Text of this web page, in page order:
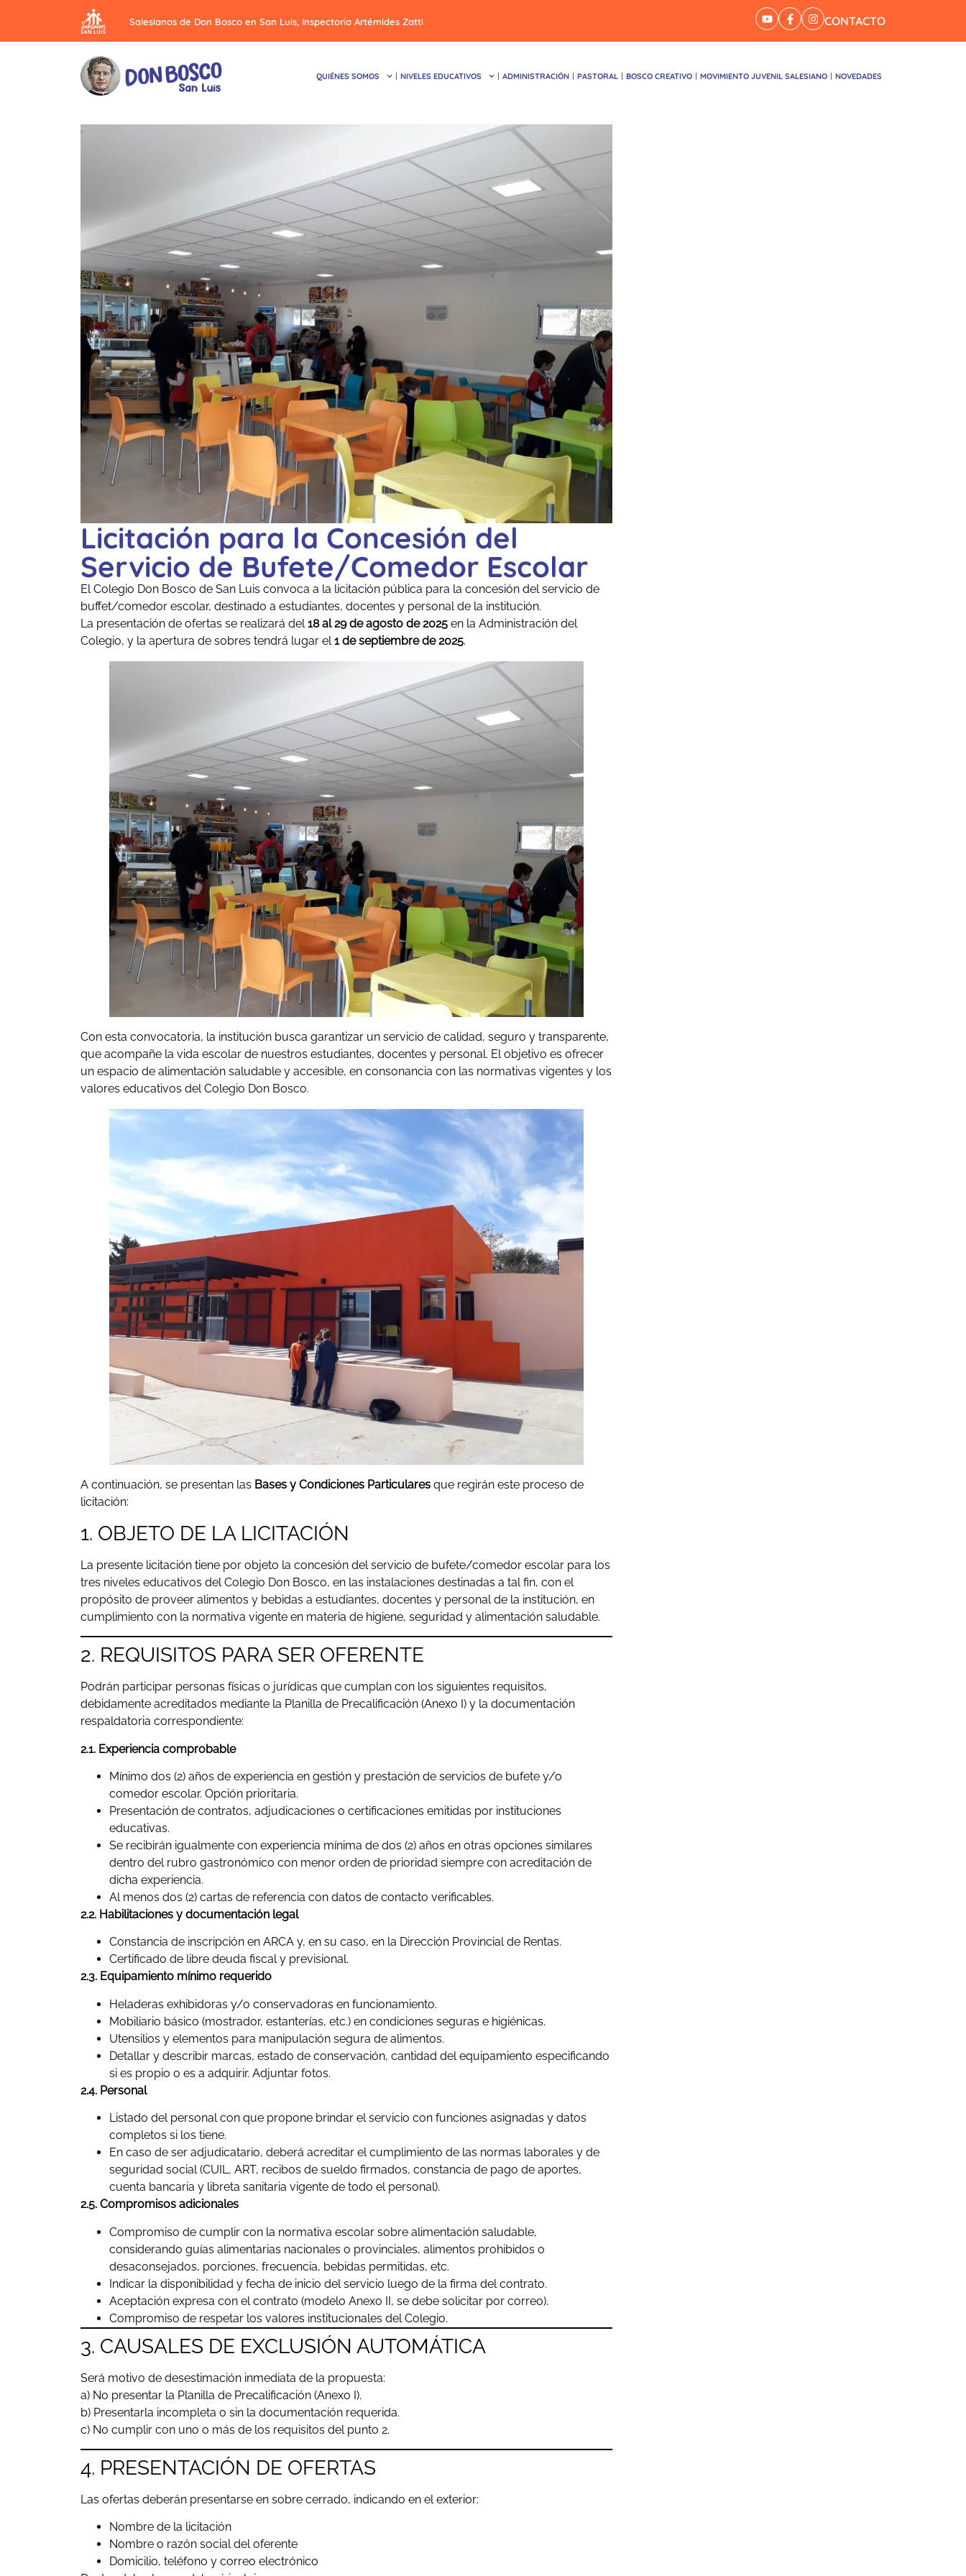
Salesianos de Don Bosco en San Luis, Inspectoría Artémides Zatti CONTACTO
QUIÉNES SOMOS NIVELES EDUCATIVOS ADMINISTRACIÓN PASTORAL BOSCO CREATIVO MOVIMIENTO JUVENIL SALESIANO NOVEDADES
Licitación para la Concesión del
Servicio de Bufete/Comedor Escolar
El Colegio Don Bosco de San Luis convoca a la licitación pública para la concesión del servicio de
buffet/comedor escolar, destinado a estudiantes, docentes y personal de la institución.
La presentación de ofertas se realizará del18 al 29 de agosto de 2025 en la Administración del
Colegio, y la apertura de sobres tendrá lugar el1 de septiembre de 2025.
Con esta convocatoria, la institución busca garantizar un servicio de calidad, seguro y transparente,
que acompañe la vida escolar de nuestros estudiantes, docentes y personal. El objetivo es ofrecer
un espacio de alimentación saludable y accesible, en consonancia con las normativas vigentes y los
valores educativos del Colegio Don Bosco.
A continuación, se presentan las Bases y Condiciones Particulares que regirán este proceso de
licitación:
1. OBJETO DE LA LICITACIÓN
La presente licitación tiene por objeto la concesión del servicio de bufete/comedor escolar para los
tres niveles educativos del Colegio Don Bosco, en las instalaciones destinadas a tal fin, con el
propósito de proveer alimentos y bebidas a estudiantes, docentes y personal de la institución, en
cumplimiento con la normativa vigente en materia de higiene, seguridad y alimentación saludable.
2. REQUISITOS PARA SER OFERENTE
Podrán participar personas físicas o jurídicas que cumplan con los siguientes requisitos,
debidamente acreditados mediante la Planilla de Precalificación (Anexo I) y la documentación
respaldatoria correspondiente:
2.1. Experiencia comprobable
Mínimo dos (2) años de experiencia en gestión y prestación de servicios de bufete y/o
comedor escolar. Opción prioritaria.
Presentación de contratos, adjudicaciones o certificaciones emitidas por instituciones
educativas.
Se recibirán igualmente con experiencia mínima de dos (2) años en otras opciones similares
dentro del rubro gastronómico con menor orden de prioridad siempre con acreditación de
dicha experiencia.
Al menos dos (2) cartas de referencia con datos de contacto verificables.
2.2. Habilitaciones y documentación legal
Constancia de inscripción en ARCA y, en su caso, en la Dirección Provincial de Rentas.
Certificado de libre deuda fiscal y previsional.
2.3. Equipamiento mínimo requerido
Heladeras exhibidoras y/o conservadoras en funcionamiento.
Mobiliario básico (mostrador, estanterías, etc.) en condiciones seguras e higiénicas.
Utensilios y elementos para manipulación segura de alimentos.
Detallar y describir marcas, estado de conservación, cantidad del equipamiento especificando
si es propio o es a adquirir. Adjuntar fotos.
2.4. Personal
Listado del personal con que propone brindar el servicio con funciones asignadas y datos
completos si los tiene.
En caso de ser adjudicatario, deberá acreditar el cumplimiento de las normas laborales y de
seguridad social (CUIL, ART, recibos de sueldo firmados, constancia de pago de aportes,
cuenta bancaria y libreta sanitaria vigente de todo el personal).
2.5. Compromisos adicionales
Compromiso de cumplir con la normativa escolar sobre alimentación saludable,
considerando guías alimentarias nacionales o provinciales, alimentos prohibidos o
desaconsejados, porciones, frecuencia, bebidas permitidas, etc.
Indicar la disponibilidad y fecha de inicio del servicio luego de la firma del contrato.
Aceptación expresa con el contrato (modelo Anexo II, se debe solicitar por correo).
Compromiso de respetar los valores institucionales del Colegio.
3. CAUSALES DE EXCLUSIÓN AUTOMÁTICA
Será motivo de desestimación inmediata de la propuesta:
a) No presentar la Planilla de Precalificación (Anexo I).
b) Presentarla incompleta o sin la documentación requerida.
c) No cumplir con uno o más de los requisitos del punto 2.
4. PRESENTACIÓN DE OFERTAS
Las ofertas deberán presentarse en sobre cerrado, indicando en el exterior:
Nombre de la licitación
Nombre o razón social del oferente
Domicilio, teléfono y correo electrónico